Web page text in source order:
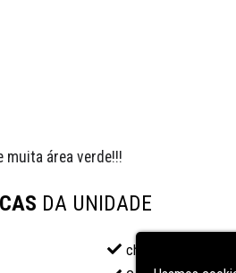
muita área verde!!!
DA UNIDADE
churrasqueira